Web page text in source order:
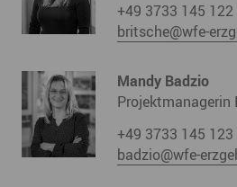
+49 3733 145 122
britsche@wfe-
Mandy Badzio
Projektmanagerin
+49 3733 145 123
badzio@wfe-